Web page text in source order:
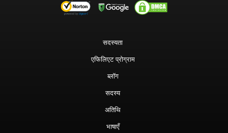
सदस्यता
एफिलिएट प्रोग्राम
ब्लॉग
सदस्य
अतिथि
भाषाएँ